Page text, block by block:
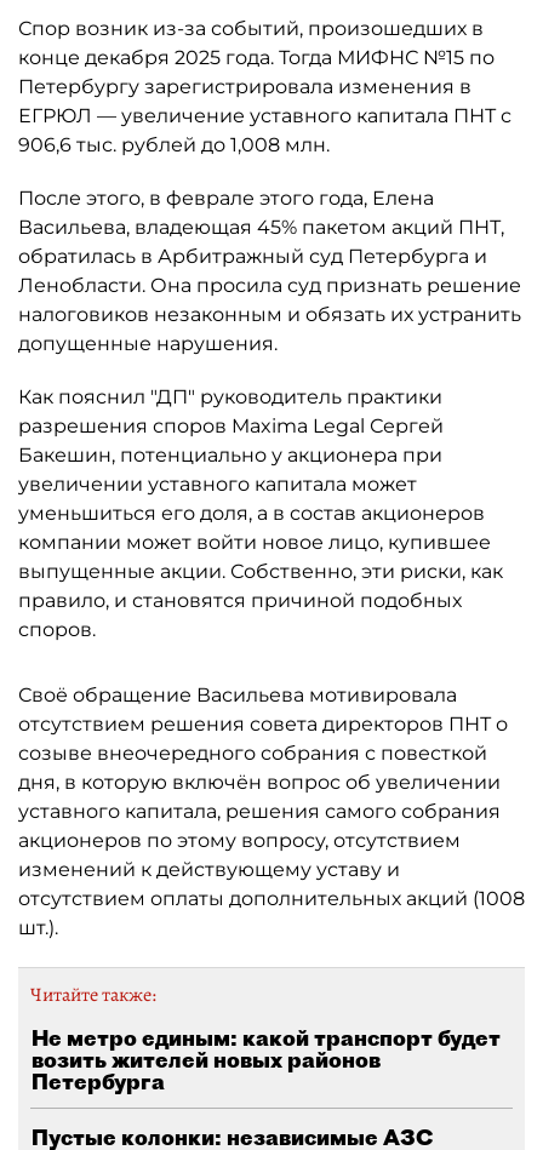
Спор возник из-за событий, произошедших в
конце декабря 2025 года. Тогда МИФНС №15 по
Петербургу зарегистрировала изменения в
ЕГРЮЛ — увеличение уставного капитала ПНТ с
906,6 тыс. рублей до 1,008 млн.
После этого, в феврале этого года, Елена
Васильева, владеющая 45% пакетом акций ПНТ,
обратилась в Арбитражный суд Петербурга и
Ленобласти. Она просила суд признать решение
налоговиков незаконным и обязать их устранить
допущенные нарушения.
Как пояснил "ДП" руководитель практики
разрешения споров Maxima Legal Сергей
Бакешин, потенциально у акционера при
увеличении уставного капитала может
уменьшиться его доля, а в состав акционеров
компании может войти новое лицо, купившее
выпущенные акции. Собственно, эти риски, как
правило, и становятся причиной подобных
споров.
Своё обращение Васильева мотивировала
отсутствием решения совета директоров ПНТ о
созыве внеочередного собрания с повесткой
дня, в которую включён вопрос об увеличении
уставного капитала, решения самого собрания
акционеров по этому вопросу, отсутствием
изменений к действующему уставу и
отсутствием оплаты дополнительных акций (1008
шт.).
Читайте также:
Не метро единым: какой транспорт будет
возить жителей новых районов
Петербурга
Пустые колонки: независимые АЗС